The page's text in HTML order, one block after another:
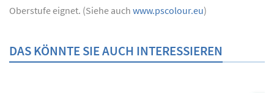
Oberstufe eignet. (Siehe auch www.pscolour.eu)
DAS KÖNNTE SIE AUCH INTERESSIEREN